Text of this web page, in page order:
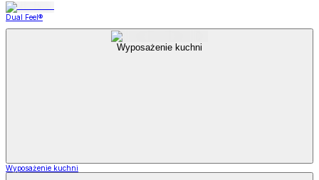
Dual Feel®
Wyposażenie kuchni
Wyposażenie kuchni